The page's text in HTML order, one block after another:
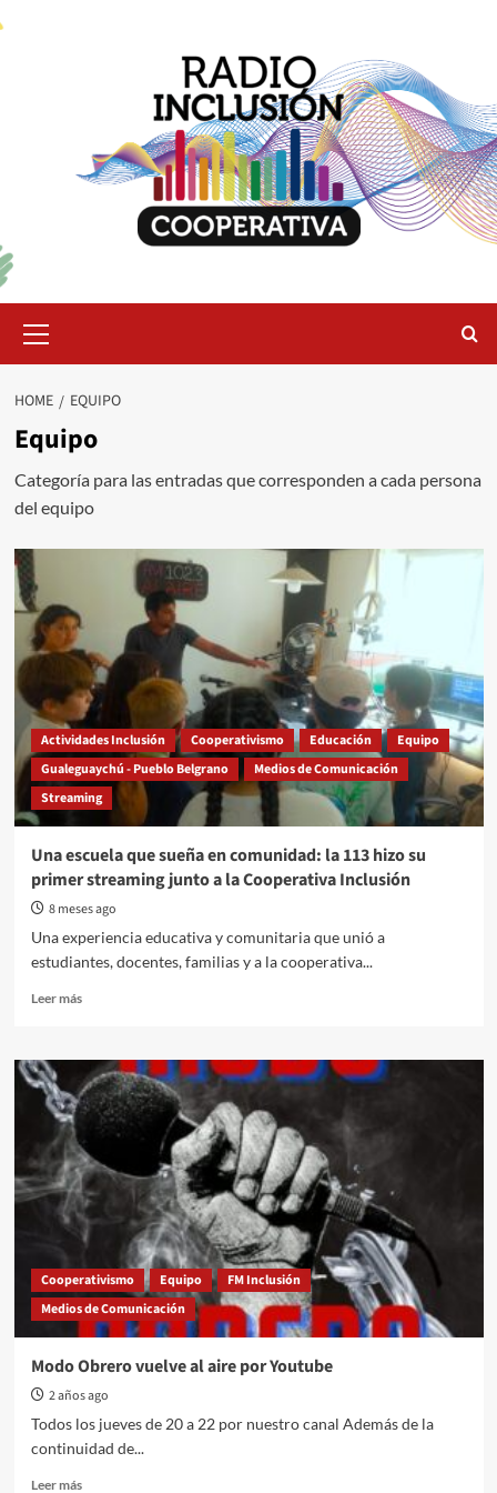
Menu
HOME EQUIPO
Equipo
Categoría para las entradas que corresponden a cada persona
del equipo
Actividades Inclusión Cooperativismo Educación
Equipo
Gualeguaychú - Pueblo Belgrano
Medios de Comunicación
Streaming
Una escuela que sueña en comunidad: la 113 hizo su
primer streaming junto a la Cooperativa Inclusión
8 meses ago
Una experiencia educativa y comunitaria que unió a
estudiantes, docentes, familias y a la cooperativa...
Leer másRead
Una
escuela
que
sueña
en
comunidad:
la
113
hizo
su
primer
streaming
junto
Cooperativa
Inclusión
Cooperativismo Equipo
FM Inclusión
Medios de Comunicación
Modo Obrero vuelve al aire por Youtube
2 años ago
Todos los jueves de 20 a 22 por nuestro canal Además de la
continuidad de...
Leer másRead